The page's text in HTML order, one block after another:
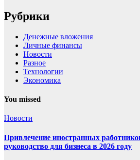
Рубрики
Денежные вложения
Личные финансы
Новости
Разное
Технологии
Экономика
You missed
Новости
Привлечение иностранных
руководство для бизнеса в 2026 году